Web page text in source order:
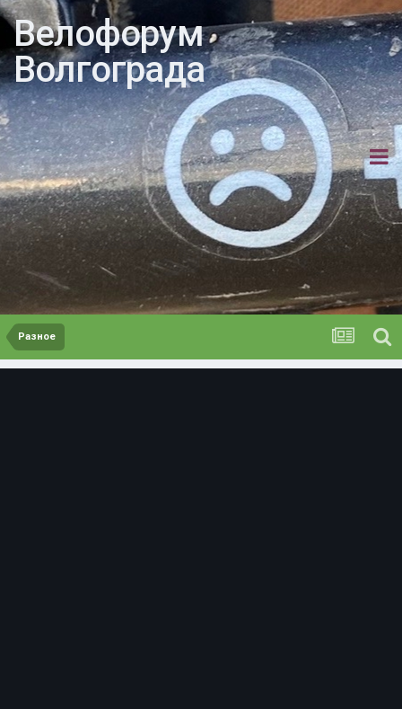
Велофорум
Волгограда
Разное